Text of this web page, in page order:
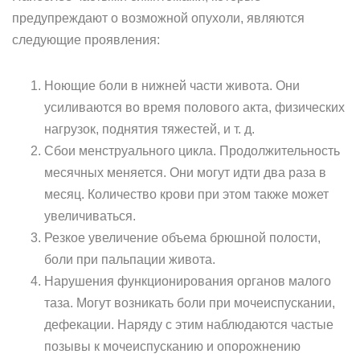
предупреждают о возможной опухоли, являются
следующие проявления:
Ноющие боли в нижней части живота. Они
усиливаются во время полового акта, физических
нагрузок, поднятия тяжестей, и т. д.
Сбои менструального цикла. Продолжительность
месячных меняется. Они могут идти два раза в
месяц. Количество крови при этом также может
увеличиваться.
Резкое увеличение объема брюшной полости,
боли при пальпации живота.
Нарушения функционирования органов малого
таза. Могут возникать боли при мочеиспускании,
дефекации. Наряду с этим наблюдаются частые
позывы к мочеиспусканию и опорожнению